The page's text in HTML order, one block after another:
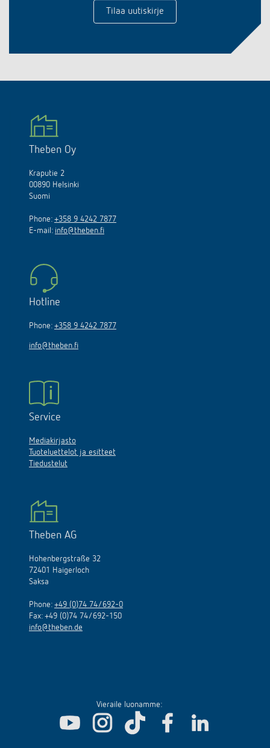
Tilaa uutiskirje
Theben Oy
Kraputie 2
00890 Helsinki
Suomi
Phone: +358 9 4242 7877
E-mail: info@theben.fi
Hotline
Phone: +358 9 4242 7877
info@theben.fi
Service
Mediakirjasto
Tuoteluettelot ja esitteet
Tiedustelut
Theben AG
Hohenbergstraße 32
72401 Haigerloch
Saksa
Phone: +49 (0)74 74/692-0
Fax: +49 (0)74 74/692-150
info@theben.de
Vieraile luonamme: